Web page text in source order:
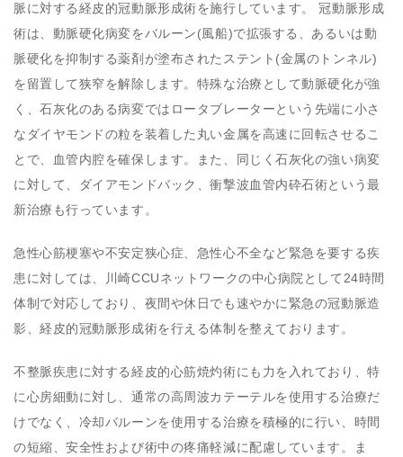
脈に対する経皮的冠動脈形成術を施行しています。 冠動脈形成
術は、動脈硬化病変をバルーン(風船)で拡張する、あるいは動
脈硬化を抑制する薬剤が塗布されたステント(金属のトンネル)
を留置して狭窄を解除します。特殊な治療として動脈硬化が強
く、石灰化のある病変ではロータブレーターという先端に小さ
なダイヤモンドの粒を装着した丸い金属を高速に回転させるこ
とで、血管内腔を確保します。また、同じく石灰化の強い病変
に対して、ダイアモンドバック、衝撃波血管内砕石術という最
新治療も行っています。
急性心筋梗塞や不安定狭心症、急性心不全など緊急を要する疾
患に対しては、川崎CCUネットワークの中心病院として24時間
体制で対応しており、夜間や休日でも速やかに緊急の冠動脈造
影、経皮的冠動脈形成術を行える体制を整えております。
不整脈疾患に対する経皮的心筋焼灼術にも力を入れており、特
に心房細動に対し、通常の高周波カテーテルを使用する治療だ
けでなく、冷却バルーンを使用する治療を積極的に行い、時間
の短縮、安全性および術中の疼痛軽減に配慮しています。ま